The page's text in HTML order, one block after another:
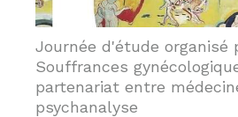
Journée d'étude organisé
Souffrances
partenariat entre
psychanalyse